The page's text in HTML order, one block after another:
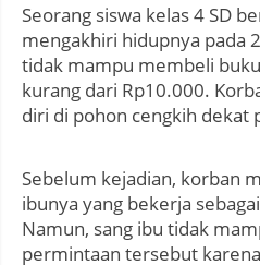
Seorang siswa kelas 4 SD
mengakhiri hidupnya pada
tidak mampu membeli
kurang dari Rp10.000.
diri di pohon cengkih dekat
Sebelum kejadian, korban
ibunya yang bekerja
Namun, sang ibu tidak
permintaan tersebut